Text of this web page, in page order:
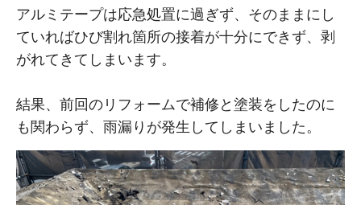
アルミテープは応急処置に過ぎず、そのままにし
ていればひび割れ箇所の接着が十分にできず、剥
がれてきてしまいます。
結果、前回のリフォームで補修と塗装をしたのに
も関わらず、雨漏りが発生してしまいました。